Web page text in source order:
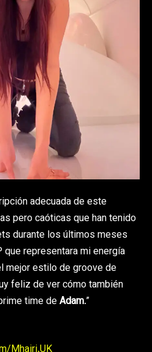
adecuada de este
pero caóticas que han tenido
durante los últimos meses
que representara mi energía
mejor estilo de groove de
feliz de ver cómo también
time deAdam.”